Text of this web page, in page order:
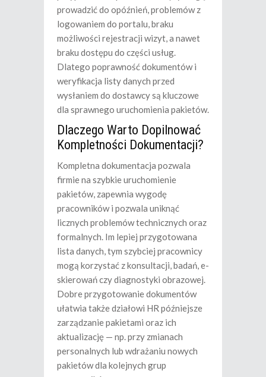
prowadzić do opóźnień, problemów z
logowaniem do portalu, braku
możliwości rejestracji wizyt, a nawet
braku dostępu do części usług.
Dlatego poprawność dokumentów i
weryfikacja listy danych przed
wysłaniem do dostawcy są kluczowe
dla sprawnego uruchomienia pakietów.
Dlaczego Warto Dopilnować
Kompletności Dokumentacji?
Kompletna dokumentacja pozwala
firmie na szybkie uruchomienie
pakietów, zapewnia wygodę
pracowników i pozwala uniknąć
licznych problemów technicznych oraz
formalnych. Im lepiej przygotowana
lista danych, tym szybciej pracownicy
mogą korzystać z konsultacji, badań, e-
skierowań czy diagnostyki obrazowej.
Dobre przygotowanie dokumentów
ułatwia także działowi HR późniejsze
zarządzanie pakietami oraz ich
aktualizację — np. przy zmianach
personalnych lub wdrażaniu nowych
pakietów dla kolejnych grup